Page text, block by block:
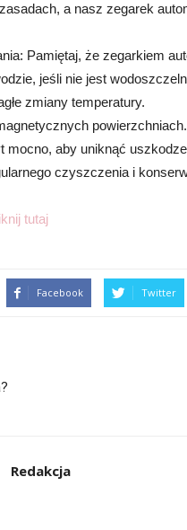
a nasz zegarek
Pamiętaj, że zegarkiem
jeśli nie jest
zmiany temperatury.
powierzchniach.
mocno, aby uniknąć
czyszczenia i
tutaj
Facebook Twitter
Redakcja